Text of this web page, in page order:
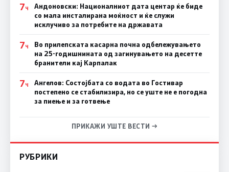
7Ч
Андоновски: Националниот дата центар ќе биде
со мала инсталирана моќност и ќе служи
исклучиво за потребите на државата
7Ч
Во прилепската касарна почна одбележувањето
на 25-годишнината од загинувањето на десетте
бранители кај Карпалак
7Ч
Ангелов: Состојбата со водата во Гостивар
постепено се стабилизира, но се уште не е погодна
за пиење и за готвење
ПРИКАЖИ УШТЕ ВЕСТИ →
РУБРИКИ